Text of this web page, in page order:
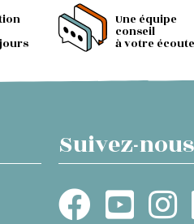
Une équipe
conseil
à votre écoute
Suivez-nous